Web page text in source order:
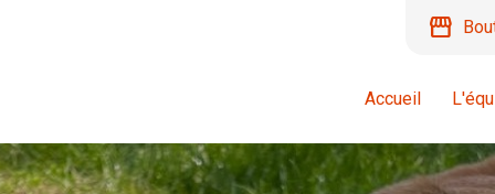
storefront
Accueil